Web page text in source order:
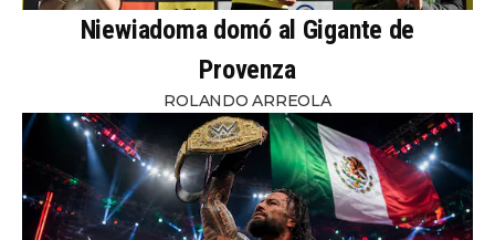
Niewiadoma domó al Gigante de
Provenza
ROLANDO ARREOLA